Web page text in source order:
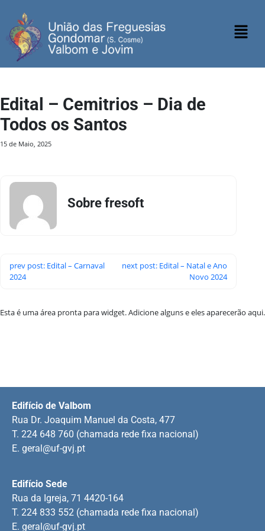
Edital – Cemitrios – Dia de
Todos os Santos
15 de Maio, 2025
Sobre fresoft
prev post: Edital – Carnaval
2024
next post: Edital – Natal e Ano
Novo 2024
Esta é uma área pronta para widget. Adicione alguns e eles aparecerão aqui.
Edifício Sede
Rua da Igreja, 71 4420-164
T. 224 833 552 (chamada rede fixa nacional)
E. geral@uf-gvj.pt
Edifício de Valbom
Rua Dr. Joaquim Manuel da Costa, 477
T. 224 648 760 (chamada rede fixa nacional)
E. geral@uf-gvj.pt